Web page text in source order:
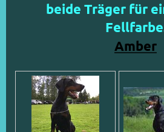
beide Träger für
Amber